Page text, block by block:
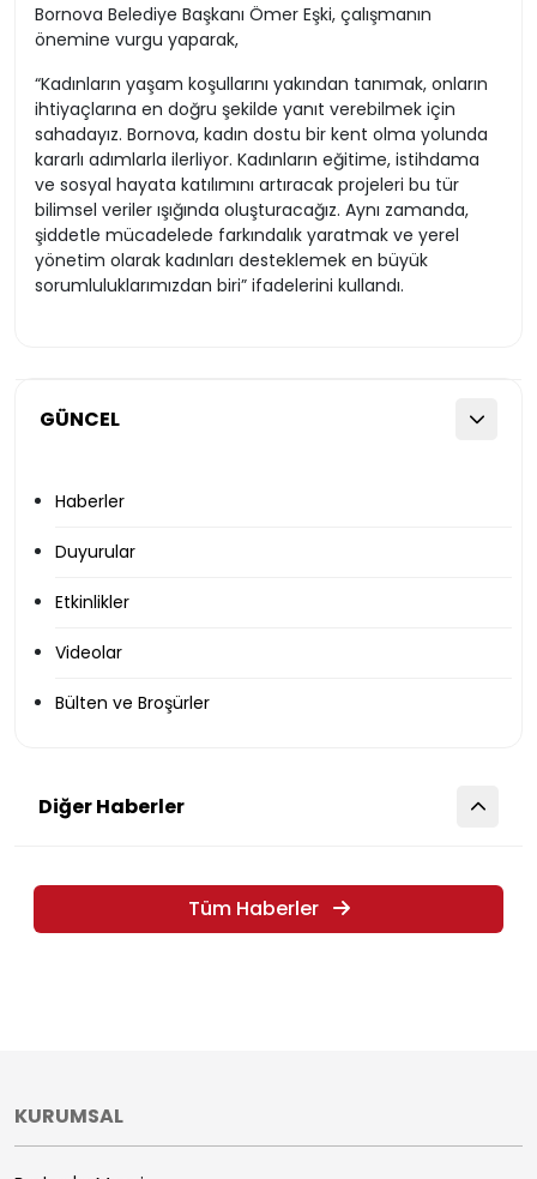
GÜNCEL
Haberler
Duyurular
Etkinlikler
Videolar
Bülten ve Broşürler
Bornova Belediye Başkanı Ömer Eşki, çalışmanın
önemine vurgu yaparak,
“Kadınların yaşam koşullarını yakından tanımak, onların
ihtiyaçlarına en doğru şekilde yanıt verebilmek için
sahadayız. Bornova, kadın dostu bir kent olma yolunda
kararlı adımlarla ilerliyor. Kadınların eğitime, istihdama
ve sosyal hayata katılımını artıracak projeleri bu tür
bilimsel veriler ışığında oluşturacağız. Aynı zamanda,
şiddetle mücadelede farkındalık yaratmak ve yerel
yönetim olarak kadınları desteklemek en büyük
sorumluluklarımızdan biri” ifadelerini kullandı.
Diğer Haberler
Tüm Haberler
KURUMSAL